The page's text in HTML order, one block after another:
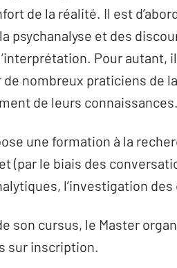
de la réalité. Il est
psychanalyse et des
Pour
nombreux praticiens de
de leurs connaissances.
une formation à la
(par le biais des
l’investigation
son cursus, le Master
sur inscription.